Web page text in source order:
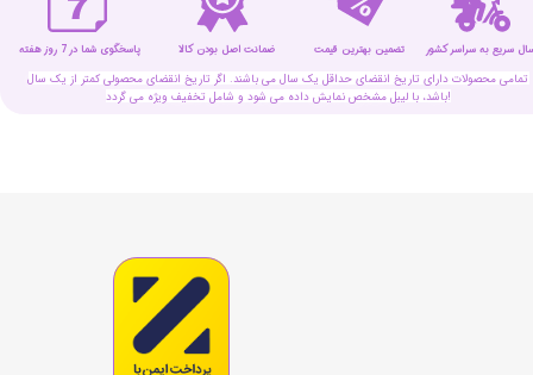
تمامی محصولات دارای تاریخ انقضای حداقل یک سال می باشند. اگر تاریخ انقضای محصولی کمتر از یک سال
باشد، با لیبل مشخص نمایش داده می شود و شامل تخفیف ویژه می گردد!
ضمانت اصل بودن کالا تضمین بهترین قیمت پاسخگوی شما در 7 روز هفته سریع به سراسر کشور